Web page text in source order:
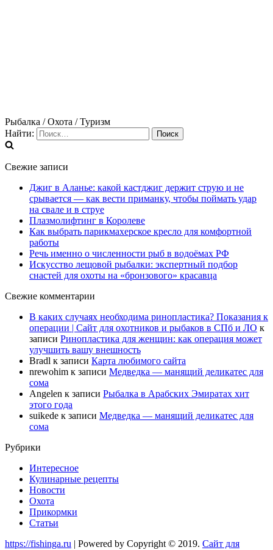
Рыбалка / Охота / Туризм
Найти:
Свежие записи
Джиг в Аланье: какой кастджиг держит струю и не
срывается — как вести приманку, чтобы поймать удар
на свале и в струе
Плазмолифтинг в Королеве
Как выбрать парикмахерское кресло для комфортной
работы
Речь именно о численности рыб в водоёмах РФ
Искусство лещовой рыбалки: экспертный подбор
снастей для охоты на «бронзового» красавца
Свежие комментарии
В каких случаях необходима ринопластика? Показания к
операции | Сайт для охотников и рыбаков в СПб и ЛО к
записи Ринопластика для женщин: как операция может
улучшить вашу внешность
Bradl к записи Карта любимого сайта
nrewohim к записи Медведка — манящий деликатес для
сома
Angelen к записи Рыбалка в Арабских Эмиратах хит
этого года
suikede к записи Медведка — манящий деликатес для
сома
Рубрики
Интересное
Кулинарные рецепты
Новости
Охота
Прикормки
Статьи
https://fishinga.ru | Powered by Copyright © 2019. Сайт для